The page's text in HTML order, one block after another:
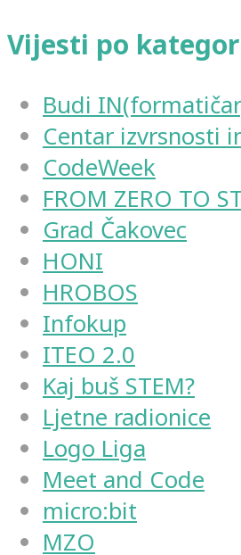
Vijesti po
Budi
Centar izvrsnosti
CodeWeek
FROM ZERO TO
Grad Čakovec
HONI
HROBOS
Infokup
ITEO 2.0
Kaj buš STEM?
Ljetne radionice
Logo Liga
Meet and Code
micro:bit
MZO